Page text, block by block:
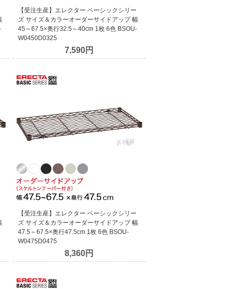
【受注生産】エレクター ベーシックシリー
ズ サイズ＆カラーオーダーサイドアップ 幅
45～67.5×奥行32.5～40cm 1枚 6色 BSOU-
W0450D0325
7,590円
【受注生産】エレクター ベーシックシリー
ズ サイズ＆カラーオーダーサイドアップ 幅
47.5～67.5×奥行47.5cm 1枚 6色 BSOU-
W0475D0475
8,360円